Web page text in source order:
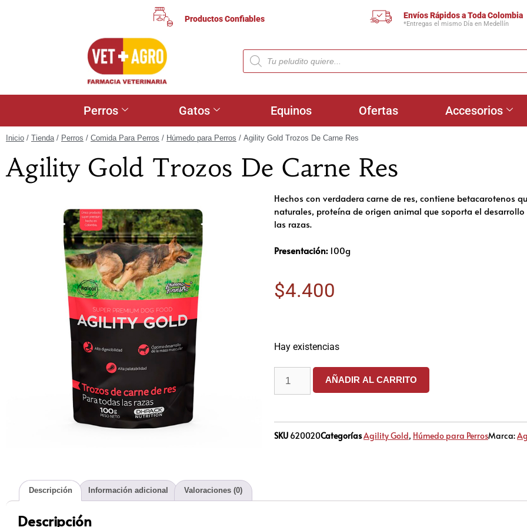
Productos Confiables Envíos Rápidos a Toda Colombia
*Entregas el mismo Día en Medellín
Perros Gatos Equinos Ofertas Accesorios
Inicio / Tienda/ Perros / Comida Para Perros / Húmedo para Perros / Agility Gold Trozos De Carne Res
Agility Gold Trozos De Carne Res
Hechos con verdadera carne de res, contiene betacarotenos
naturales, proteína de origen animal que soporta el
las razas.
Presentación:100g
$4.400
Hay existencias
AÑADIR AL CARRITO
SKU 620020CategoríasAgility Gold, Húmedo para PerrosMarca:
Descripción Información adicional Valoraciones (0)
Descripción